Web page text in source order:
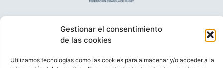
Gestionar el consentimiento
de las cookies
Utilizamos tecnologías como las cookies para almacenar y/o acceder a la